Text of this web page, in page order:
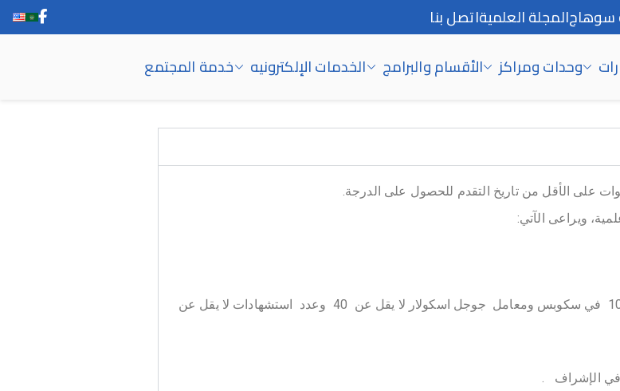
سوهاجالمجلة العلميةاتصل بنا
وحدات ومراكز الأقسام والبرامج الخدمات الإلكترونيه خدمة المجتمع
على الأقل من تاريخ التقدم للحصول على الدرجة.
ويراعى الآتي:
أن يكون للمتقدم معامل هيرش لا يقل عن 15 وعدد استشهادات لا يقل عن 1000 في سكوبس ومعامل جوجل اسكولار لا يقل عن 40 وعدد استشهادات لا يقل عن
في الإشراف .